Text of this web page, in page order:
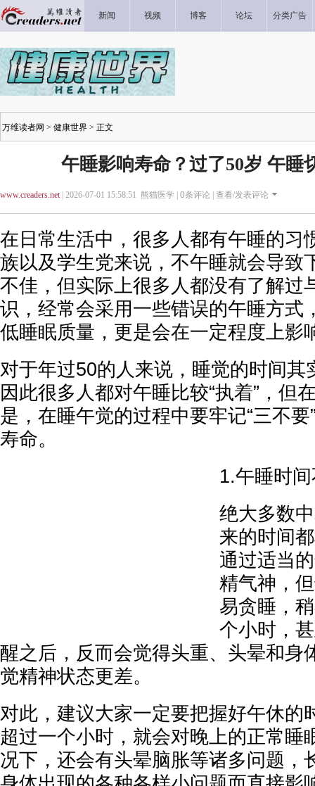
新闻 视频 博客 论坛 分类广告
万维读者网 > 健康世界 > 正文
午睡影响寿命？过了50岁 午睡
www.creaders.net| 2026-07-01 15:58:51 熊猫医学 | 0条评论 | 查看/发表评论
在日常生活中，很多人都有午睡的习
族以及学生党来说，不午睡就会导致
不佳，但实际上很多人都没有了解过
识，经常会采用一些错误的午睡方式
低睡眠质量，更是会在一定程度上影
对于年过50的人来说，睡觉的时间其
因此很多人都对午睡比较“执着”，但
是，在睡午觉的过程中要牢记“三不
寿命。
1.午睡时
绝大多数
来的时间
通过适当
精气神，
易贪睡，
个小时，
醒之后，反而会觉得头重、头晕和身
觉精神状态更差。
对此，建议大家一定要把握好午休的
超过一个小时，就会对晚上的正常睡
况下，还会有头晕脑胀等诸多问题，